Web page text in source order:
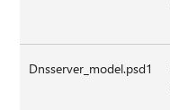
Dnsserver_model.psd1